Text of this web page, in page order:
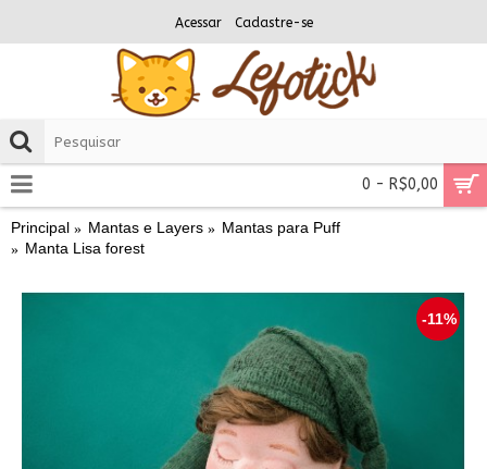
Acessar Cadastre-se
0 - R$0,00
Principal Mantas e Layers
Mantas para Puff
Manta Lisa forest
-11%